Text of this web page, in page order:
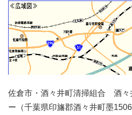
佐倉市・酒々井町清掃組合 酒々
ー（千葉県印旛郡酒々井町墨1506